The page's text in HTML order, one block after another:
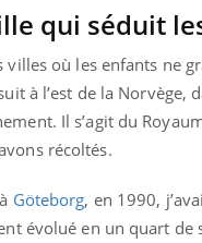
qui séduit
villes où les enfants ne
à l’est de la
Il s’agit du
récoltés.
Göteborg, en 1990,
évolué en un quart de